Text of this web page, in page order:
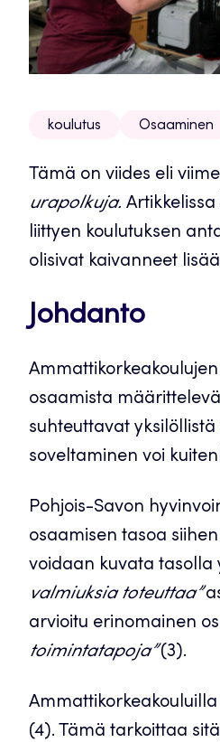
koulutus Osaaminen
Tämä on viides eli
urapolkuja.
liittyen koulutuksen
olisivat kaivanneet
Johdanto
osaamista
suhteuttavat
soveltaminen voi
Pohjois-Savon
osaamisen tasoa
voidaan kuvata tasolla
valmiuksia toteuttaa”
arvioitu erinomainen
toimintatapoja”(3).
(4). Tämä tarkoittaa